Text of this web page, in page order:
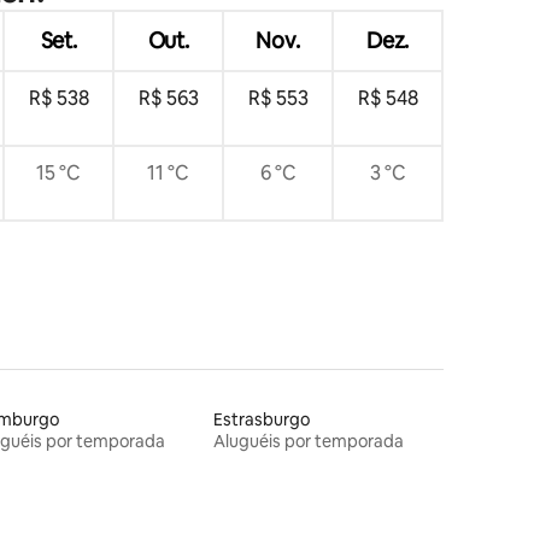
Set. Out. Nov. Dez.
R$ 538 R$ 563 R$ 553 R$ 548
15 °C 11 °C 6 °C 3 °C
por temporada
Estrasburgo
Aluguéis por temporada